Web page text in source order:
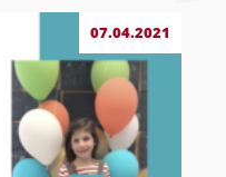
07.04.2021